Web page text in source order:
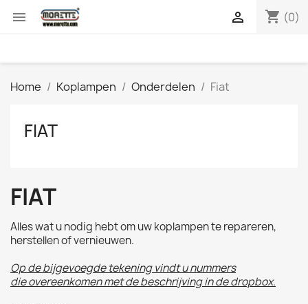
 shopping_cart (0)

Home Koplampen Onderdelen Fiat
FIAT
FIAT
Alles wat u nodig hebt om uw koplampen te repareren,
herstellen of vernieuwen.
Op de bijgevoegde tekening vindt u nummers
die overeenkomen met de beschrijving in de dropbox.